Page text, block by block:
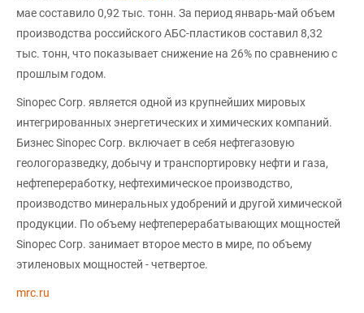
мае составило 0,92 тыс. тонн. За период январь-май объем
производства российского АБС-пластиков составил 8,32
тыс. тонн, что показывает снижение на 26% по сравнению с
прошлым годом.
Sinopec Corp. является одной из крупнейших мировых
интегрированных энергетических и химических компаний.
Бизнес Sinopec Corp. включает в себя нефтегазовую
геологоразведку, добычу и транспортировку нефти и газа,
нефтепереработку, нефтехимическое производство,
производство минеральных удобрений и другой химической
продукции. По объему нефтеперерабатывающих мощностей
Sinopec Corp. занимает второе место в мире, по объему
этиленовых мощностей - четвертое.
mrc.ru